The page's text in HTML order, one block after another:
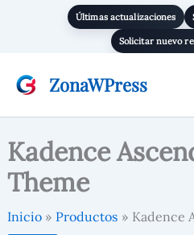
Últimas actualizaciones
Solicitar nuevo
ZonaWPress
Kadence
Theme
Inicio Productos
Kadence